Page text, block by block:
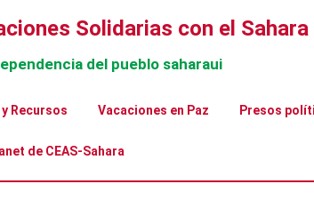
Solidarias con el Sahara
del pueblo saharaui
y Recursos Vacaciones en Paz Presos
de CEAS-Sahara